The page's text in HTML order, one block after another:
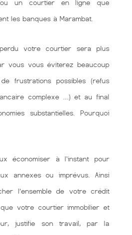
ou un courtier en ligne que
les banques à Marambat.
votre courtier sera plus
vous vous éviterez beaucoup
frustrations possibles (refus
complexe …) et au final
substantielles. Pourquoi
économiser à l'instant pour
annexes ou imprévus. Ainsi
l’ensemble de votre crédit
que votre courtier immobilier et
justifie son travail, par la